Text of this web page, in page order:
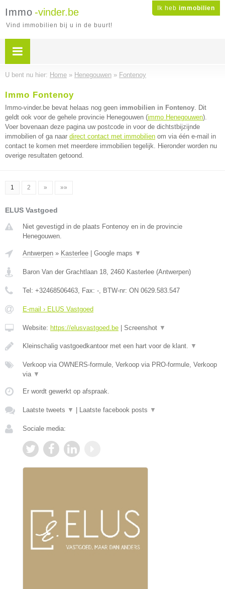
Ik heb immobilien
Immo -vinder.be
Vind immobilien bij u in de buurt!
U bent nu hier: Home » Henegouwen » Fontenoy
Immo Fontenoy
Immo-vinder.be bevat helaas nog geen immobilien in Fontenoy. Dit
geldt ook voor de gehele provincie Henegouwen (immo Henegouwen).
Voer bovenaan deze pagina uw postcode in voor de dichtstbijzijnde
immobilien of ga naar direct contact met immobilien om via één e-mail in
contact te komen met meerdere immobilien tegelijk. Hieronder worden nu
overige resultaten getoond.
1 2 » »»
ELUS Vastgoed
Niet gevestigd in de plaats Fontenoy en in de provincie
Henegouwen.
Antwerpen » Kasterlee Google maps ▼
Baron Van der Grachtlaan 18, 2460 Kasterlee (Antwerpen)
Tel: +32468506463, Fax: -, BTW-nr: ON 0629.583.547
E-mail › ELUS Vastgoed
Website: https://elusvastgoed.be Screenshot ▼
Kleinschalig vastgoedkantoor met een hart voor de klant. ▼
Verkoop via OWNERS-formule, Verkoop via PRO-formule, Verkoop
via ▼
Er wordt gewerkt op afspraak.
Laatste tweets ▼ Laatste facebook posts ▼
Sociale media: